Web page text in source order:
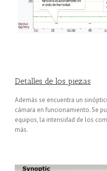
Detalles de los piezas
Además se encuentra un
cámara en funcionamiento. Se
equipos, la intensidad de los
más.